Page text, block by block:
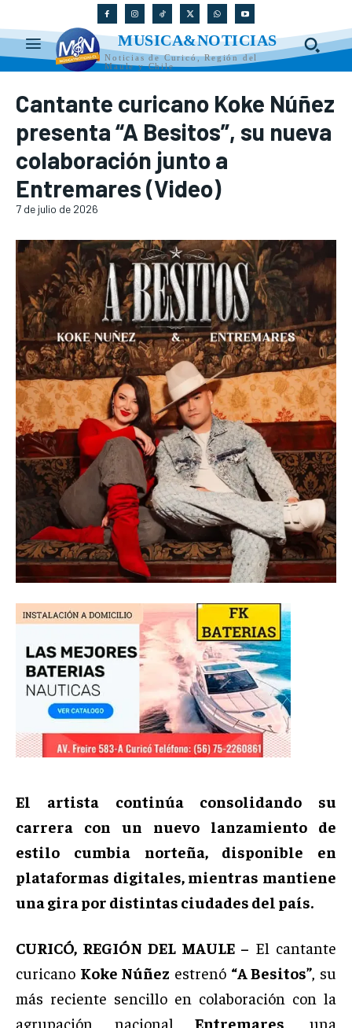
MUSICA&NOTICIAS
Noticias de Curicó, Región del
Maule y Chile
Cantante curicano Koke Núñez
presenta “A Besitos”, su nueva
colaboración junto a
Entremares (Video)
7 de julio de 2026
El artista continúa consolidando su
carrera con un nuevo lanzamiento de
estilo cumbia norteña, disponible en
plataformas digitales, mientras mantiene
una gira por distintas ciudades del país.
CURICÓ, REGIÓN DEL MAULE – El cantante
curicano Koke Núñez estrenó “A Besitos” , su
más reciente sencillo en colaboración con la
agrupación nacionalEntremares , una